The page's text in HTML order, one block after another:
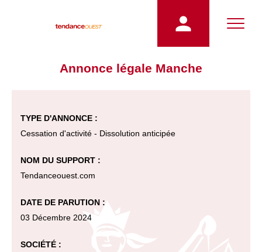
Annonce légale Manche
TYPE D'ANNONCE :
Cessation d'activité - Dissolution anticipée
NOM DU SUPPORT :
Tendanceouest.com
DATE DE PARUTION :
03 Décembre 2024
SOCIÉTÉ :